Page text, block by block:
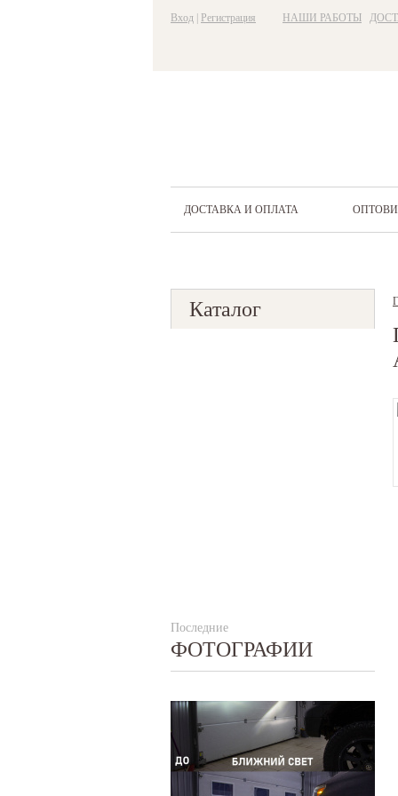
Вход Регистрация НАШИ РАБОТЫ
ДОСТАВКА И ОПЛАТА
Каталог
Последние
ФОТОГРАФИИ